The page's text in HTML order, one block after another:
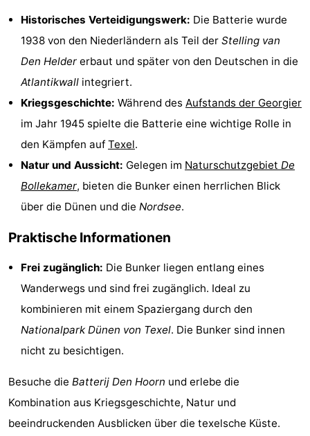
Schönste
Aussichtspunkte
Übernachten
Appartements
Bosch
Zee
De
Vlijt
Hoeve
Holland
Land
en
Zeezicht
-
Strandhuys
-
Strandplevier
Campingplätze
Ferienhäuser
't
Eibernest
-
't
-
Historisches Verteidigungswerk: Die Batterie wurde
1938 von den Niederländern als Teil der Stelling van
Den Helder erbaut und später von den Deutschen in die
Atlantikwall integriert.
Kriegsgeschichte: Während des Aufstands der Georgier
im Jahr 1945 spielte die Batterie eine wichtige Rolle in
den Kämpfen auf Texel.
Natur und Aussicht: Gelegen im Naturschutzgebiet De
Bollekamer, bieten die Bunker einen herrlichen Blick
über die Dünen und die Nordsee.
Praktische Informationen
Frei zugänglich: Die Bunker liegen entlang eines
Wanderwegs und sind frei zugänglich. Ideal zu
kombinieren mit einem Spaziergang durch den
Nationalpark Dünen von Texel. Die Bunker sind innen
nicht zu besichtigen.
Besuche die Batterij Den Hoorn und erlebe die
Kombination aus Kriegsgeschichte, Natur und
beeindruckenden Ausblicken über die texelsche Küste.